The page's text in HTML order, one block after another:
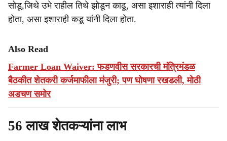
सोडू,जिथे उभे राहील तिथे झोडून काढू, असा इशाराही त्यांनी दिला
होता, असा इशाराही कडू यांनी दिला होता.
Also Read
Farmer Loan Waiver: फडणवीस सरकारची मंत्रिमंडळ
बैठकीत शेतकरी कर्जमाफीला मंजुरी; पण घोषणा रखडली, मोठी
अडचण समोर
56 लाख शेतकऱ्यांना लाभ